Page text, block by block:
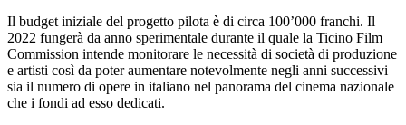
Il budget iniziale del progetto pilota è di circa 100’000 franchi. Il
2022 fungerà da anno sperimentale durante il quale la Ticino Film
Commission intende monitorare le necessità di società di produzione
e artisti così da poter aumentare notevolmente negli anni successivi
sia il numero di opere in italiano nel panorama del cinema nazionale
che i fondi ad esso dedicati.